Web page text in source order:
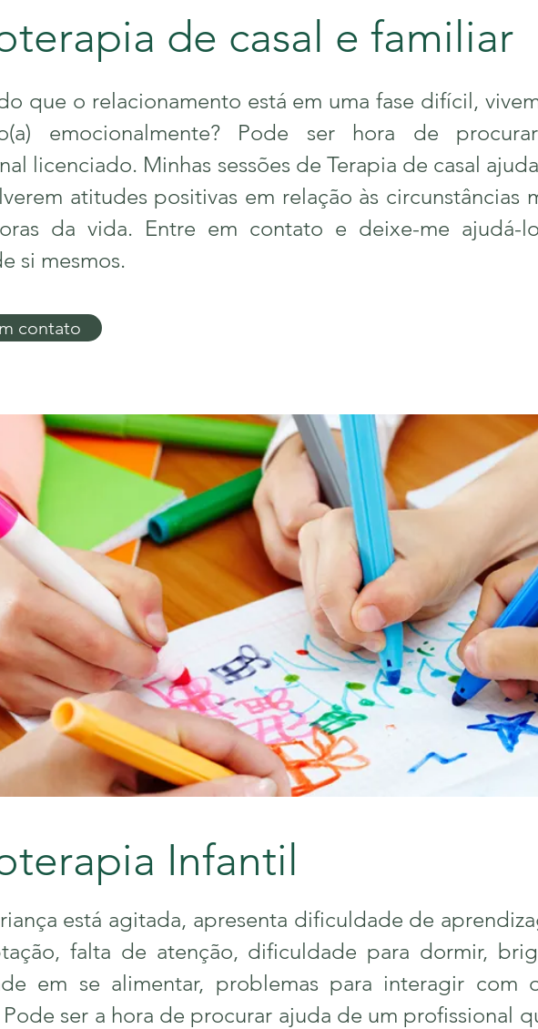
de casal e familiar
que o relacionamento está em uma fase difícil,
emocionalmente? Pode ser hora de
licenciado. Minhas sessões de Terapia de casal
atitudes positivas em relação às circunstâncias
da vida. Entre em contato e deixe-me ajudá-
si mesmos.
contato
Infantil
está agitada, apresenta dificuldade de
falta de atenção, dificuldade para dormir,
em se alimentar, problemas para interagir com
ser a hora de procurar ajuda de um profissional